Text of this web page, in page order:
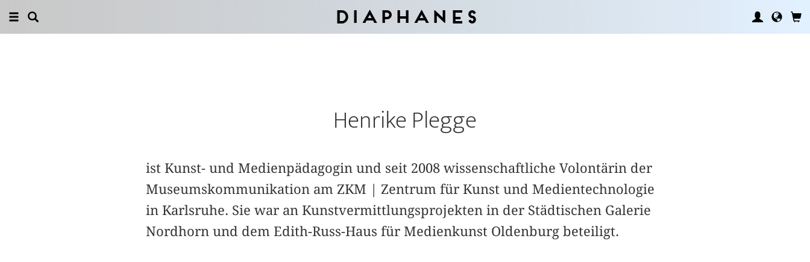
Diaphanes
Henrike Plegge
ist Kunst- und Medienpädagogin und seit 2008 wissenschaftliche Volontärin der
Museumskommunikation am ZKM | Zentrum für Kunst und Medientechnologie
in Karlsruhe. Sie war an Kunstvermittlungsprojekten in der Städtischen Galerie
Nordhorn und dem Edith-Russ-Haus für Medienkunst Oldenburg beteiligt.